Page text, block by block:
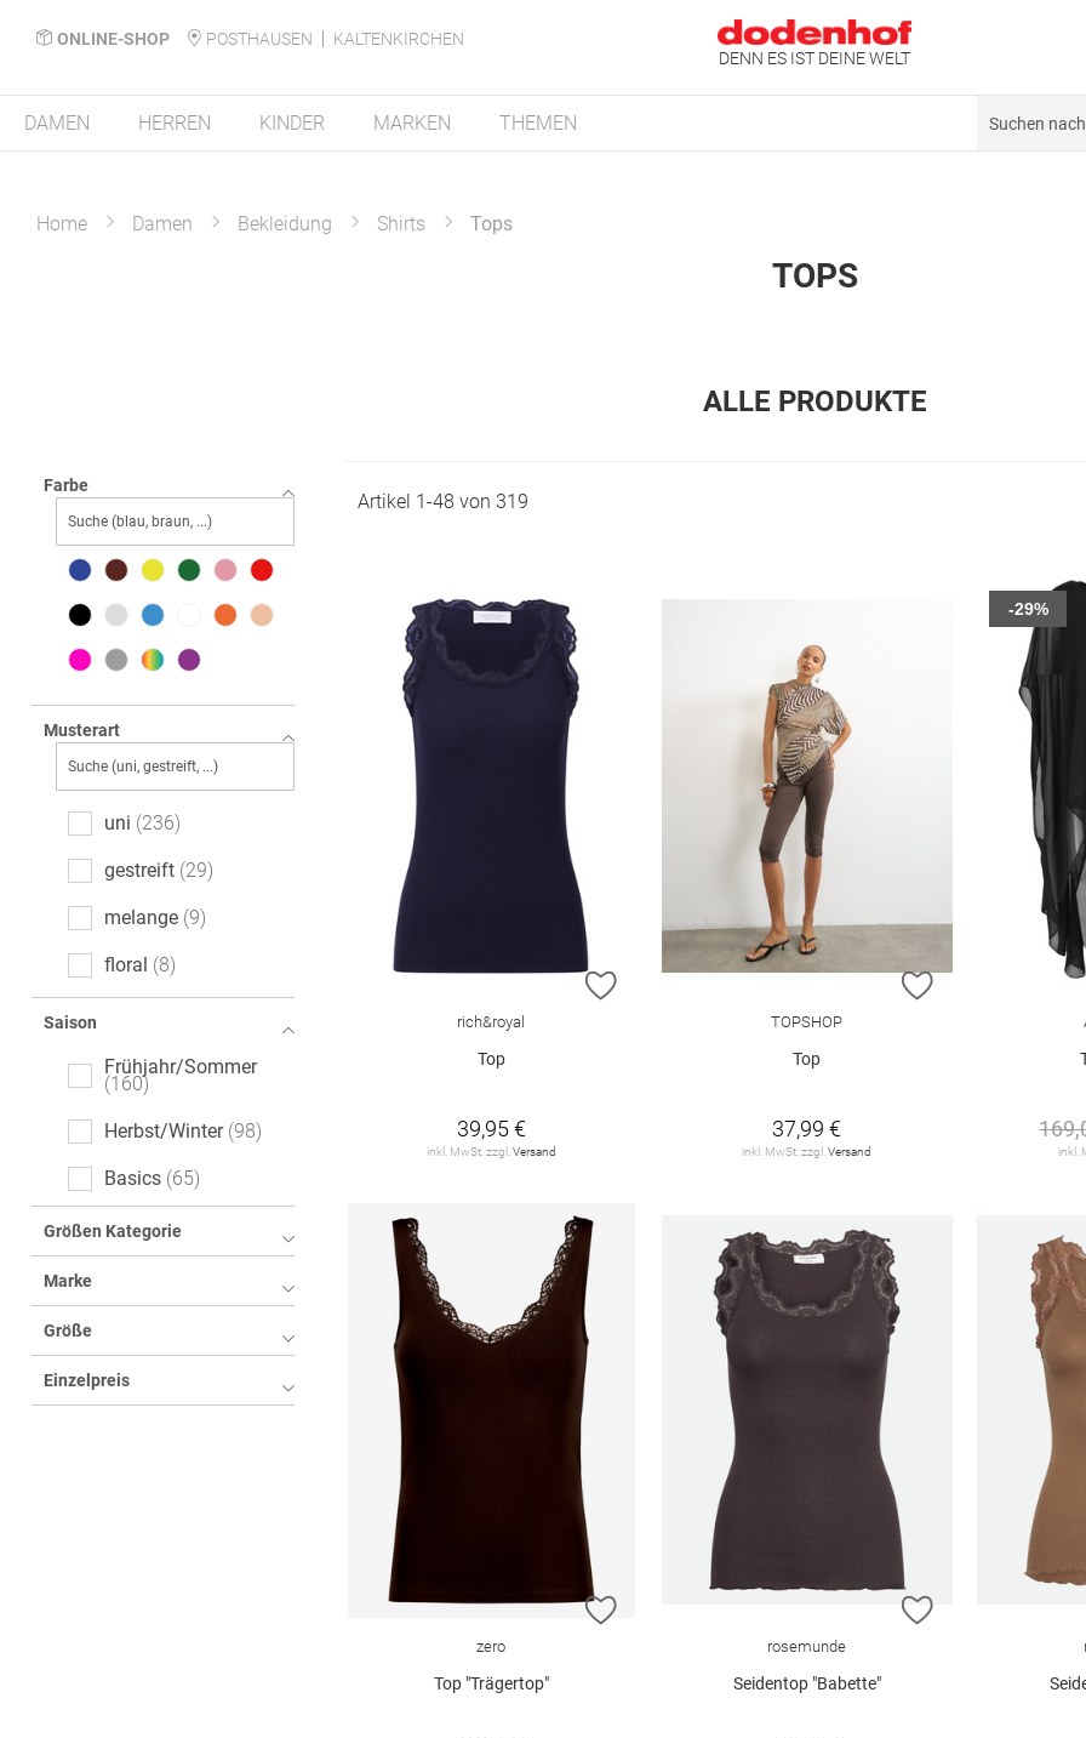
ONLINE-SHOP POSTHAUSEN
KALTENKIRCHEN
DENN ES IST DEINE WELT
DAMEN HERREN KINDER MARKEN THEMEN
Home Damen Bekleidung Shirts Tops
TOPS
ALLE PRODUKTE
Farbe
Musterart
uni 236
gestreift 29
melange 9
floral 8
Ajour 6
Logoprint 3
Mottoprint
1
Farbverlauf 1
Saison
Frühjahr/Sommer
160
Herbst/Winter 98
Basics 65
Größen Kategorie
Marke
Größe
Einzelpreis
Artikel 1-48 von 319
ZUR WUNSCHLISTE HINZUFÜGEN
rich&royal
Top
39,95 €
inkl. MwSt. zzgl. Versand
ZUR
TOPSHOP
Top
37,99 €
inkl. MwSt. zzgl.Versand inkl.
-29%
ZUR WUNSCHLISTE HINZUFÜGEN
zero
Top "Trägertop"
ZUR
rosemunde
Seidentop "Babette"